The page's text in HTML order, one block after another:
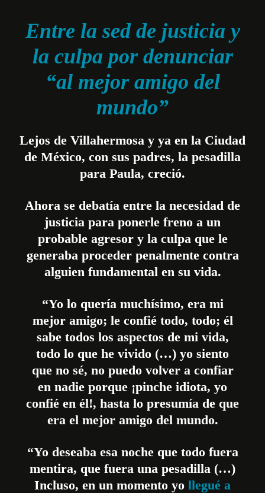
Entre la sed de justicia y
la culpa por denunciar
“al mejor amigo del
mundo”
Lejos de Villahermosa y ya en la Ciudad
de México, con sus padres, la pesadilla
para Paula, creció.
Ahora se debatía entre la necesidad de
justicia para ponerle freno a un
probable agresor y la culpa que le
generaba proceder penalmente contra
alguien fundamental en su vida.
“Yo lo quería muchísimo, era mi
mejor amigo; le confié todo, todo; él
sabe todos los aspectos de mi vida,
todo lo que he vivido (…) yo siento
que no sé, no puedo volver a confiar
en nadie porque ¡pinche idiota, yo
confié en él!, hasta lo presumía de que
era el mejor amigo del mundo.
“Yo deseaba esa noche que todo fuera
mentira, que fuera una pesadilla (…)
Incluso, en un momento yo llegué a